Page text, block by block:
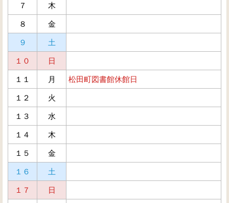
７ 木
８ 金
９ 土
１０ 日
１１ 月 松田町図書館休館日
１２ 火
１３ 水
１４ 木
１５ 金
１６ 土
１７ 日